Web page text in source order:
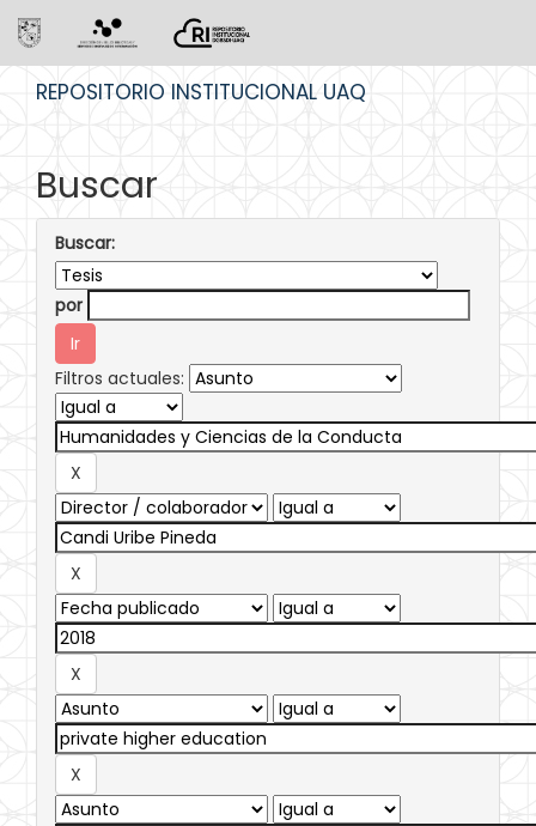
REPOSITORIO INSTITUCIONAL UAQ
Buscar
Buscar:
por
Filtros actuales: